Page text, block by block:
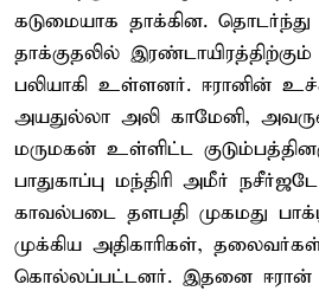
கடுமையாக தாக்கின. தொடர்ந்து
தாக்குதலில்
பலியாகி உள்ளனர். ஈரானின்
அயதுல்லா அலி காமேனி,
மருமகன் உள்ளிட்ட
பாதுகாப்பு மந்திரி அமீர்
காவல்படை தளபதி முகமது
முக்கிய அதிகாரிகள்,
கொல்லப்பட்டனர். இதனை ஈரான்